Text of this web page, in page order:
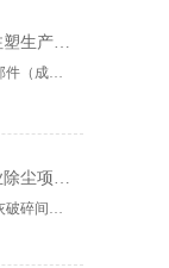
博世大型注塑生产线VOC净化工程圆满结束
由博世汽车部件（成都）有限公司委托颐思达设计、制造、安装的大型注塑生产线废气净化工程项目于近日全部竣工，试运行效果显示，运行结果完全符合设计要求。
从宜宾纸业除尘项目成功范例看低成本环保
宜宾纸业石灰破碎间除尘工程于近期完工，在不足30立方的空间内集成了超过三个篮球场大小的过滤面积，处理风量达每小时7万立方，实现了小体积除尘器处理大风量，开启低成本环保的时代，给处在环保高压政策下不堪重负的企业主们带来福音......